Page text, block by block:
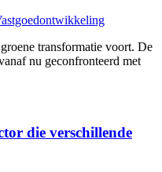
transformatie voort. De
nu geconfronteerd met
die verschillende